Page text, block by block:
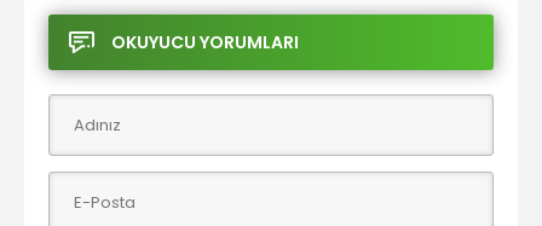
OKUYUCU YORUMLARI